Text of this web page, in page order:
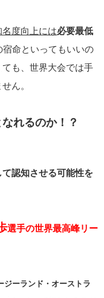
度向上には必要最低
宿命といってもいいの
も、世界大会では手
ん。
れるのか！？
認知させる可能性を
選手の世界最高峰リー
ジーランド・オーストラ